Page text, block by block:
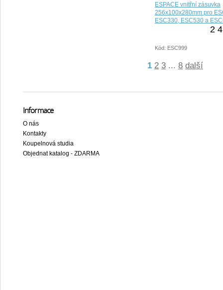
ESPACE vnitřní zásuvka
256x100x280mm pro
ESC330, ESC530 a
2
Kód: ESC999
1 2 3 ... 8 další
Informace
O nás
Kontakty
Koupelnová studia
Objednat katalog - ZDARMA